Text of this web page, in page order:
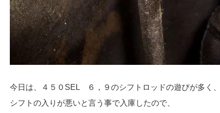
今日は、４５０SEL ６，９のシフトロッドの遊びが多く
シフトの入りが悪いと言う事で入庫したので、